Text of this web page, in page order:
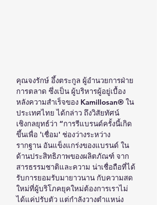
คุณจงรักษ์ อึ้งตระกูล ผู้อำนวยการฝ่าย
การตลาด ซึ่งเป็น ผู้บริหารผู้อยู่เบื้อง
หลังความสำเร็จของ Kamillosan® ใน
ประเทศไทย ได้กล่าว ถึงวิสัยทัศน์
เชิงกลยุทธ์ว่า “การรีแบรนด์ครั้งนี้เกิด
ขึ้นเพื่อ 'เชื่อม' ช่องว่างระหว่าง
รากฐาน อันแข็งแกร่งของแบรนด์ ใน
ด้านประสิทธิภาพของผลิตภัณฑ์ จาก
สารธรรมชาติและความ น่าเชื่อถือที่ได้
รับการยอมรับมายาวนาน กับความสด
ใหม่ที่ผู้บริโภคยุคใหม่ต้องการเราไม่
ได้แค่ปรับตัว แต่กำลังวางตำแหน่ง